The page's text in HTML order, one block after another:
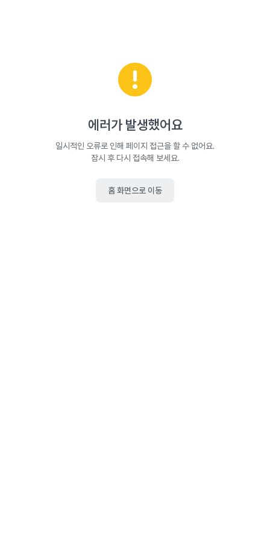
에러가 발생했어요
일시적인 오류로 인해 페이지 접근을 할 수 없어요.
잠시 후 다시 접속해 보세요.
홈 화면으로 이동